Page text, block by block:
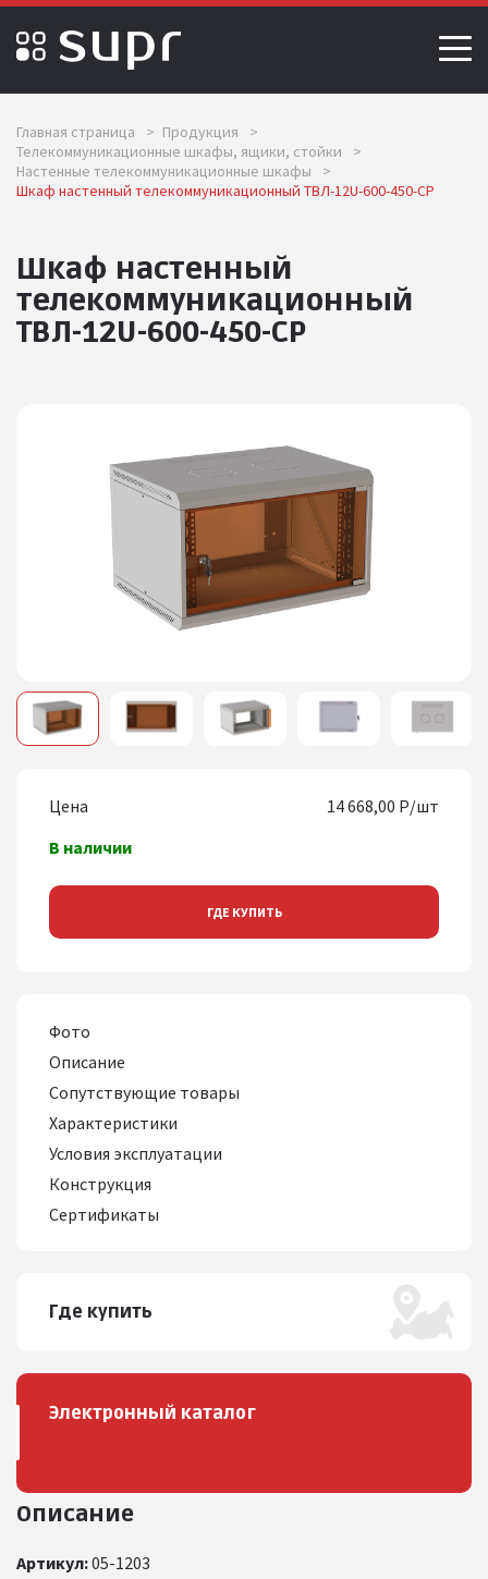
Главная страница > Продукция
>
Телекоммуникационные шкафы, ящики, стойки
>
Настенные телекоммуникационные шкафы
>
Шкаф настенный телекоммуникационный ТВЛ-12U-600-450-СР
Шкаф настенный
телекоммуникационный
ТВЛ-12U-600-450-СР
Описание
Артикул:05-1203
1
3
Цена
14 668,00 Р/шт
В наличии
ГДЕ КУПИТЬ
Фото
Описание
Сопутствующие товары
Характеристики
Условия эксплуатации
Конструкция
Сертификаты
Где купить
Электронный каталог